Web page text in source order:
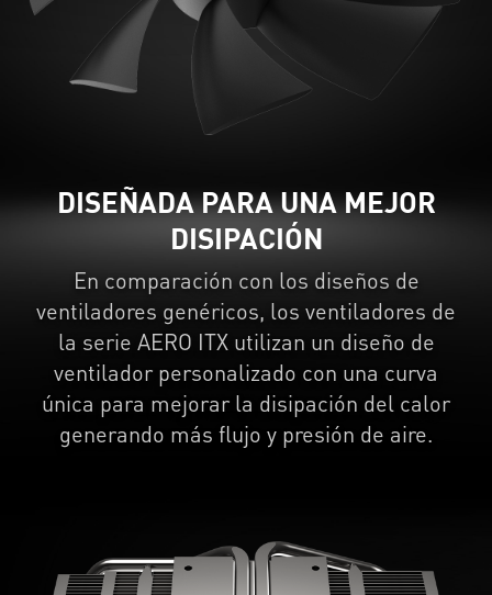
DISEÑADA PARA UNA MEJOR
DISIPACIÓN
En comparación con los diseños de
ventiladores genéricos, los ventiladores de
la serie AERO ITX utilizan un diseño de
ventilador personalizado con una curva
única para mejorar la disipación del calor
generando más flujo y presión de aire.